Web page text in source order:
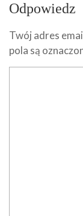
Odpowiedz
Twój adres
pola są